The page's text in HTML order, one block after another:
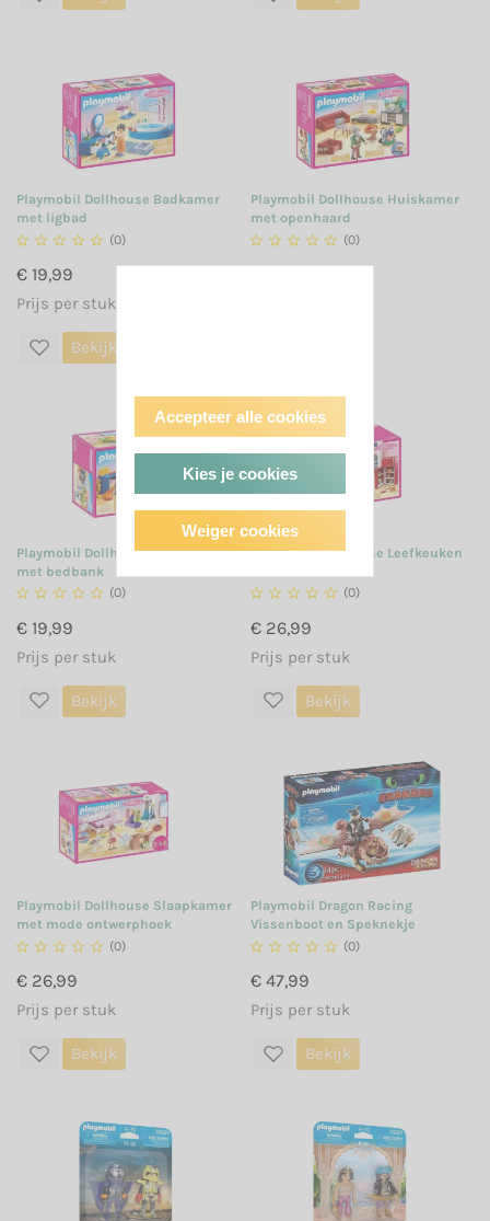
Playmobil Dollhouse Badkamer
met ligbad
     (0)
€ 19,99
Prijs per stuk
Bekijk
Playmobil Dollhouse Huiskamer
met openhaard
     (0)
Playmobil Dollhouse Kinderkamer
met bedbank
     (0)
€ 19,99
Prijs per stuk
Bekijk
Playmobil Dollhouse Leefkeuken
     (0)
€ 26,99
Prijs per stuk
Bekijk
Playmobil Dollhouse Slaapkamer
met mode ontwerphoek
     (0)
€ 26,99
Prijs per stuk
Bekijk
Playmobil Dragon Racing
Vissenboot en Speknekje
     (0)
€ 47,99
Prijs per stuk
Bekijk
Accepteer alle cookies
Kies je cookies
Weiger cookies